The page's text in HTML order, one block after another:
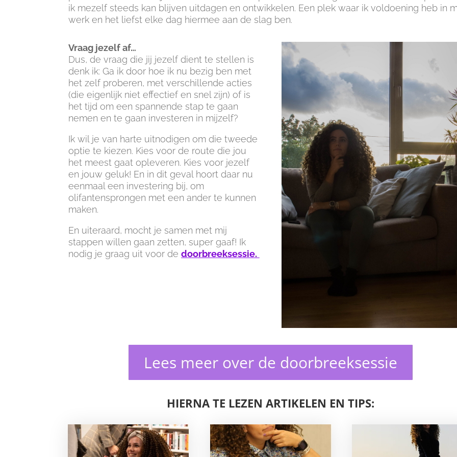
ik mezelf steeds kan blijven uitdagen en ontwikkelen. Een plek waar ik voldoening heb in
werk en het liefst elke dag hiermee aan de slag ben.
Vraag jezelf af…
Dus, de vraag die jij jezelf dient te stellen is
denk ik: Ga ik door hoe ik nu bezig ben met
het zelf proberen, met verschillende acties
(die eigenlijk niet effectief en snel zijn) of is
het tijd om een spannende stap te gaan
nemen en te gaan investeren in mijzelf?
Ik wil je van harte uitnodigen om die tweede
optie te kiezen. Kies voor de route die jou
het meest gaat opleveren. Kies voor jezelf
en jouw geluk! En in dit geval hoort daar nu
eenmaal een investering bij, om
olifantensprongen met een ander te kunnen
maken.
En uiteraard, mocht je samen met mij
stappen willen gaan zetten, super gaaf! Ik
nodig je graag uit voor dedoorbreeksessie.
Lees meer over de doorbreeksessie
HIERNA TE LEZEN ARTIKELEN EN TIPS: